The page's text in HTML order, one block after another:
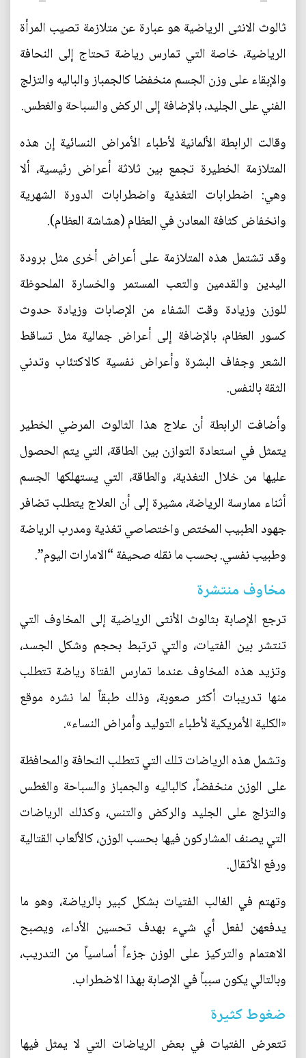
ثالوث الانثى الرياضية هو عبارة عن متلازمة تصيب المرأة
الرياضية، خاصة التي تمارس رياضة تحتاج إلى النحافة
والإبقاء على وزن الجسم منخفضا كالجمباز والباليه والتزلج
الفني على الجليد، بالإضافة إلى الركض والسباحة والغطس.
وقالت الرابطة الألمانية لأطباء الأمراض النسائية إن هذه
المتلازمة الخطيرة تجمع بين ثلاثة أعراض رئيسية، ألا
وهي: اضطرابات التغذية واضطرابات الدورة الشهرية
وانخفاض كثافة المعادن في العظام (هشاشة العظام).
وقد تشتمل هذه المتلازمة على أعراض أخرى مثل برودة
اليدين والقدمين والتعب المستمر والخسارة الملحوظة
للوزن وزيادة وقت الشفاء من الإصابات وزيادة حدوث
كسور العظام، بالإضافة إلى أعراض جمالية مثل تساقط
الشعر وجفاف البشرة وأعراض نفسية كالاكتئاب وتدني
الثقة بالنفس.
وأضافت الرابطة أن علاج هذا الثالوث المرضي الخطير
يتمثل في استعادة التوازن بين الطاقة، التي يتم الحصول
عليها من خلال التغذية، والطاقة، التي يستهلكها الجسم
أثناء ممارسة الرياضة، مشيرة إلى أن العلاج يتطلب تضافر
جهود الطبيب المختص واختصاصي تغذية ومدرب الرياضة
وطبيب نفسي. بحسب ما نقله صحيفة “الامارات اليوم”.
مخاوف منتشرة
ترجع الإصابة بثالوث الأنثى الرياضية إلى المخاوف التي
تنتشر بين الفتيات، والتي ترتبط بحجم وشكل الجسد،
وتزيد هذه المخاوف عندما تمارس الفتاة رياضة تتطلب
منها تدريبات أكثر صعوبة، وذلك طبقاً لما نشره موقع
«الكلية الأمريكية لأطباء التوليد وأمراض النساء».
وتشمل هذه الرياضات تلك التي تتطلب النحافة والمحافظة
على الوزن منخفضاً، كالباليه والجمباز والسباحة والغطس
والتزلج على الجليد والركض والتنس، وكذلك الرياضات
التي يصنف المشاركون فيها بحسب الوزن، كالألعاب القتالية
ورفع الأثقال.
وتهتم في الغالب الفتيات بشكل كبير بالرياضة، وهو ما
يدفعهن لفعل أي شيء بهدف تحسين الأداء، ويصبح
الاهتمام والتركيز على الوزن جزءاً أساسياً من التدريب،
وبالتالي يكون سبباً في الإصابة بهذا الاضطراب.
ضغوط كثيرة
تتعرض الفتيات في بعض الرياضات التي لا يمثل فيها